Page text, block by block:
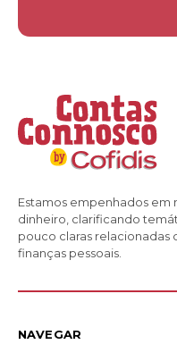
Estamos empenhados em
dinheiro, clarificando
pouco claras relacionadas
finanças pessoais.
NAVEGAR